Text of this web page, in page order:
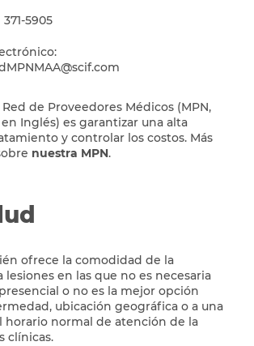
5905
de Proveedores Médicos (MPN,
Inglés) es garantizar una alta
y controlar los costos. Más
nuestra MPN.
ofrece la comodidad de la
lesiones en las que no es necesaria
o no es la mejor opción
ubicación geográfica o a una
horario normal de atención de la
clínicas.